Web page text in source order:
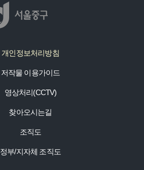
개인정보처리방침
저작물 이용가이드
영상처리(CCTV)
찾아오시는길
조직도
정부/지자체 조직도